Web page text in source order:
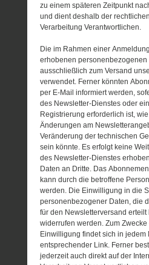
zu einem späteren Zeitpunkt
und dient deshalb der
Verarbeitung Verantwortlichen.
Die im Rahmen einer
erhobenen personenbezogenen
ausschließlich zum Versand
verwendet. Ferner könnten
per E-Mail informiert werden,
des Newsletter-Dienstes oder
Registrierung erforderlich ist,
Änderungen am
Veränderung der technischen
sein könnte. Es erfolgt keine
des Newsletter-Dienstes
Daten an Dritte. Das
kann durch die betroffene
werden. Die Einwilligung in die
personenbezogener Daten, die
für den Newsletterversand
widerrufen werden. Zum
Einwilligung findet sich in jedem
entsprechender Link. Ferner
jederzeit auch direkt auf der